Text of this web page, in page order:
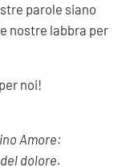
parole siano
nostre labbra per
noi!
Amore:
dolore.